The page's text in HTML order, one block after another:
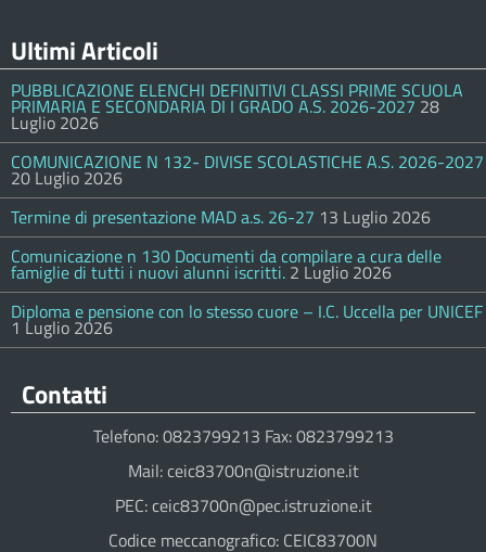
Ultimi Articoli
PUBBLICAZIONE ELENCHI DEFINITIVI CLASSI PRIME SCUOLA
PRIMARIA E SECONDARIA DI I GRADO A.S. 2026-2027 28
Luglio 2026
COMUNICAZIONE N 132- DIVISE SCOLASTICHE A.S. 2026-2027
20 Luglio 2026
Termine di presentazione MAD a.s. 26-27 13 Luglio 2026
Comunicazione n 130 Documenti da compilare a cura delle
famiglie di tutti i nuovi alunni iscritti. 2 Luglio 2026
Diploma e pensione con lo stesso cuore – I.C. Uccella per UNICEF
1 Luglio 2026
Contatti
Telefono: 0823799213 Fax: 0823799213
Mail: ceic83700n@istruzione.it
PEC: ceic83700n@pec.istruzione.it
Codice meccanografico: CEIC83700N